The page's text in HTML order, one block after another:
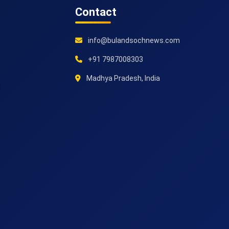
Contact
info@bulandsochnews.com
+91 7987008303
Madhya Pradesh, India